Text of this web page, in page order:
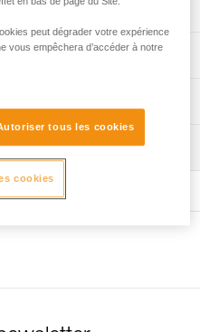
sur un point d'attache
Manilles-PODIUM-
peut dégrader votre expérience
vous empêchera d’accéder à notre
tous les cookies
cookies